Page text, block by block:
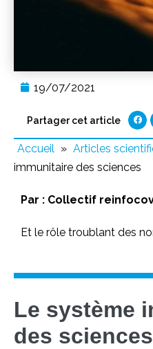
19/07/2021
Partager cet article
Accueil » Articles
immunitaire des sciences
Par : Collectif
Et le rôle troublant des
Le système
des sciences